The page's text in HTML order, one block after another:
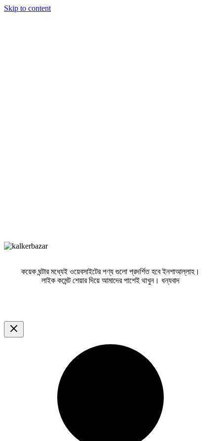
Skip to content
কয়েক ঘন্টার মধ্যেই ওয়েবসাইটের পণ্য গুলো প্রদর্শিত হবে ইনশাআল্লাহ।
লাইক কমেন্ট শেয়ার দিয়ে আমাদের পাশেই থাখুন। ধন্যবাদ